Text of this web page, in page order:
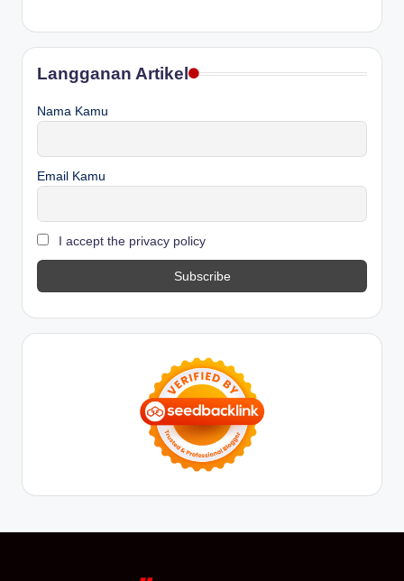
Langganan Artikel
Nama Kamu
Email Kamu
I accept the privacy policy